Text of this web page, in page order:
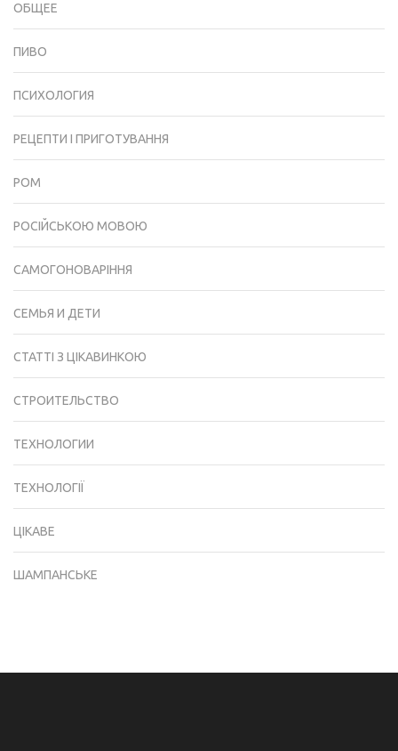
ОБЩЕЕ
ПИВО
ПСИХОЛОГИЯ
РЕЦЕПТИ І ПРИГОТУВАННЯ
РОМ
РОСІЙСЬКОЮ МОВОЮ
САМОГОНОВАРІННЯ
СЕМЬЯ И ДЕТИ
СТАТТІ З ЦІКАВИНКОЮ
СТРОИТЕЛЬСТВО
ТЕХНОЛОГИИ
ТЕХНОЛОГІЇ
ЦІКАВЕ
ШАМПАНСЬКЕ